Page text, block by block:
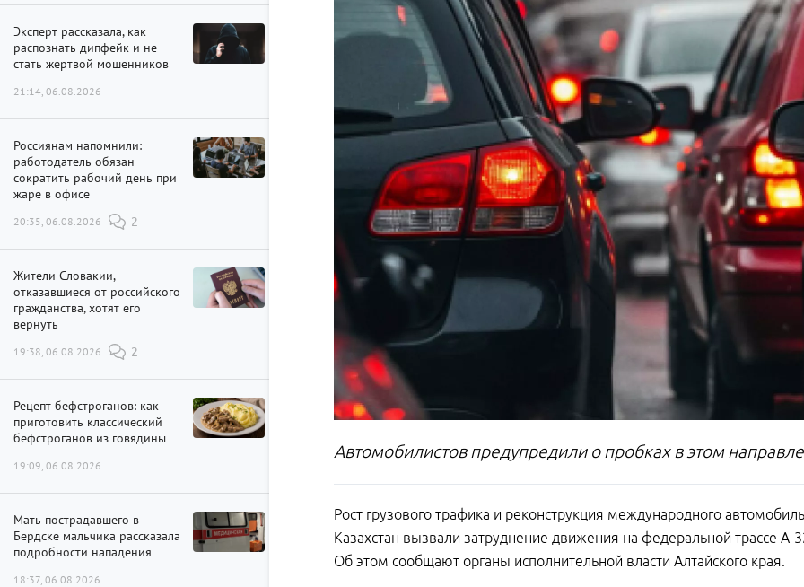
Эксперт рассказала, как
распознать дипфейк и не
стать жертвой мошенников
21:14, 06.08.2026
Россиянам напомнили:
работодатель обязан
сократить рабочий день при
жаре в офисе
20:35, 06.08.2026 2
Жители Словакии,
отказавшиеся от российского
гражданства, хотят его
вернуть
19:38, 06.08.2026 2
Рецепт бефстроганов: как
приготовить классический
бефстроганов из говядины
19:09, 06.08.2026
Мать пострадавшего в
Бердске мальчика рассказала
подробности нападения
18:37, 06.08.2026
Автомобилистов предупредили о пробках в этом
Рост грузового трафика и реконструкция международного
Казахстан вызвали затруднение движения на федеральной трассе
Об этом сообщают органы исполнительной власти Алтайского края.